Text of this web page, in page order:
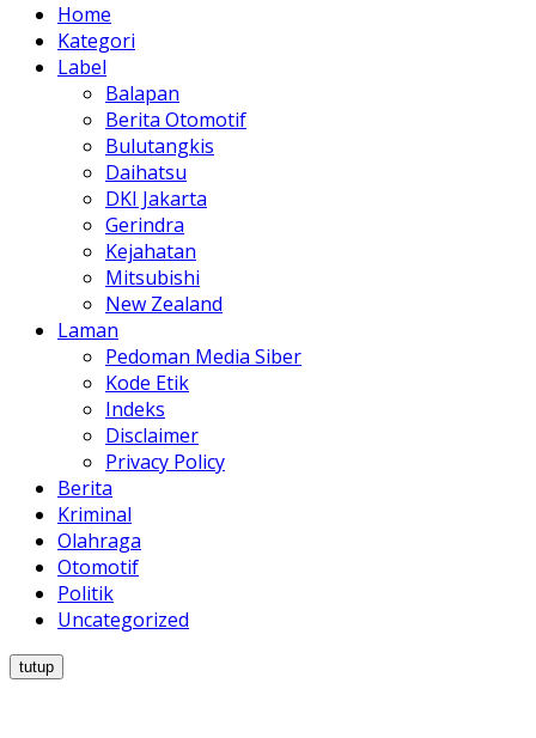
Home
Kategori
Label
Balapan
Berita Otomotif
Bulutangkis
Daihatsu
DKI Jakarta
Gerindra
Kejahatan
Mitsubishi
New Zealand
Laman
Pedoman Media Siber
Kode Etik
Indeks
Disclaimer
Privacy Policy
Berita
Kriminal
Olahraga
Otomotif
Politik
Uncategorized
tutup